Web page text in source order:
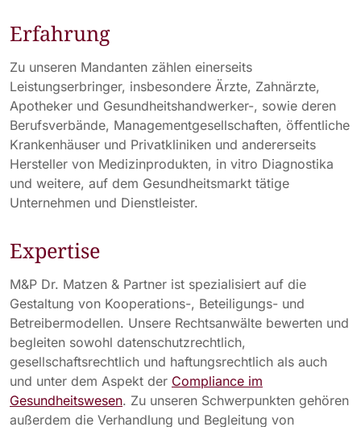
Erfahrung
Zu unseren Mandanten zählen einerseits
Leistungserbringer, insbesondere Ärzte, Zahnärzte,
Apotheker und Gesundheitshandwerker-, sowie deren
Berufsverbände, Managementgesellschaften, öffentliche
Krankenhäuser und Privatkliniken und andererseits
Hersteller von Medizinprodukten, in vitro Diagnostika
und weitere, auf dem Gesundheitsmarkt tätige
Unternehmen und Dienstleister.
Expertise
M&P Dr. Matzen & Partner ist spezialisiert auf die
Gestaltung von Kooperations-, Beteiligungs- und
Betreibermodellen. Unsere Rechtsanwälte bewerten und
begleiten sowohl datenschutzrechtlich,
gesellschaftsrechtlich und haftungsrechtlich als auch
und unter dem Aspekt der Compliance im
Gesundheitswesen. Zu unseren Schwerpunkten gehören
außerdem die Verhandlung und Begleitung von